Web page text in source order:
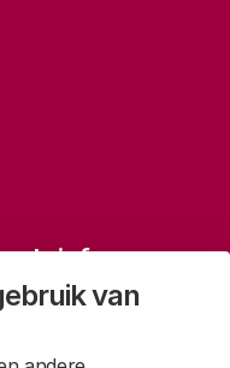
van
van ons laatste